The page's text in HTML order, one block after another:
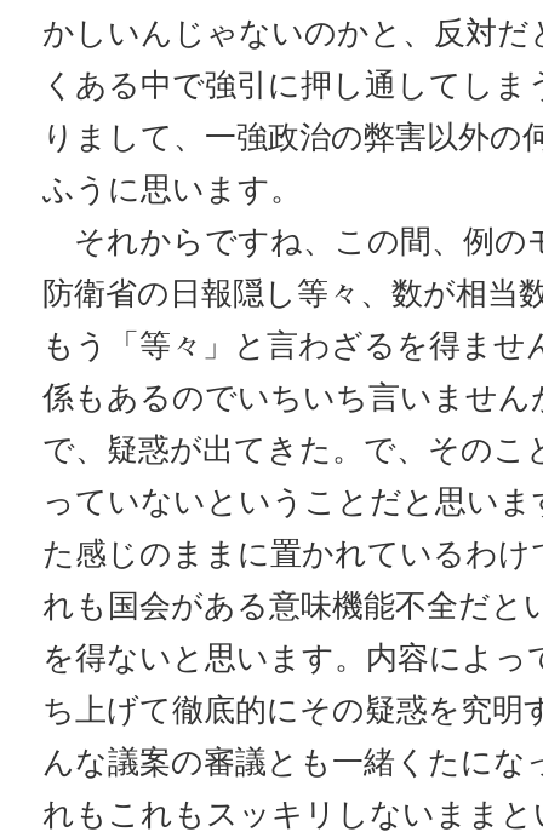
かしいんじゃないのかと、反対だ
くある中で強引に押し通してし
りまして、一強政治の弊害以外の
ふうに思います。
それからですね、この間、例の
防衛省の日報隠し等々、数が相当
もう「等々」と言わざるを得ませ
係もあるのでいちいち言いません
で、疑惑が出てきた。で、そのこ
っていないということだと思い
た感じのままに置かれているわ
れも国会がある意味機能不全だと
を得ないと思います。内容によっ
ち上げて徹底的にその疑惑を究明
んな議案の審議とも一緒くたにな
れもこれもスッキリしないまま